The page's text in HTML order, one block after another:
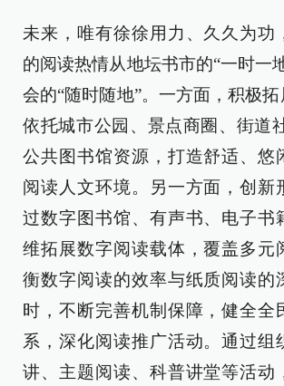
未来，唯有徐徐用力、久久为功
的阅读热情从地坛书市的“一时一
会的“随时随地”。一方面，积极拓
依托城市公园、景点商圈、街道
公共图书馆资源，打造舒适、悠
阅读人文环境。另一方面，创新
过数字图书馆、有声书、电子书
维拓展数字阅读载体，覆盖多元
衡数字阅读的效率与纸质阅读的
时，不断完善机制保障，健全全
系，深化阅读推广活动。通过组
讲、主题阅读、科普讲堂等活动